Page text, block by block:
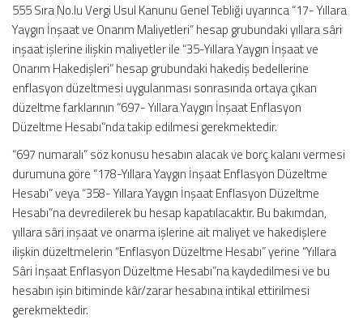
555 Sıra No.lu Vergi Usul Kanunu Genel Tebliği uyarınca “17- Yıllara
Yaygın İnşaat ve Onarım Maliyetleri” hesap grubundaki yıllara sâri
inşaat işlerine ilişkin maliyetler ile “35-Yıllara Yaygın İnşaat ve
Onarım Hakedişleri” hesap grubundaki hakediş bedellerine
enflasyon düzeltmesi uygulanması sonrasında ortaya çıkan
düzeltme farklarının “697- Yıllara Yaygın İnşaat Enflasyon
Düzeltme Hesabı”nda takip edilmesi gerekmektedir.
“697 numaralı” söz konusu hesabın alacak ve borç kalanı vermesi
durumuna göre “178-Yıllara Yaygın İnşaat Enflasyon Düzeltme
Hesabı” veya “358- Yıllara Yaygın İnşaat Enflasyon Düzeltme
Hesabı”na devredilerek bu hesap kapatılacaktır. Bu bakımdan,
yıllara sâri inşaat ve onarma işlerine ait maliyet ve hakedişlere
ilişkin düzeltmelerin “Enflasyon Düzeltme Hesabı” yerine “Yıllara
Sâri İnşaat Enflasyon Düzeltme Hesabı”na kaydedilmesi ve bu
hesabın işin bitiminde kâr/zarar hesabına intikal ettirilmesi
gerekmektedir.